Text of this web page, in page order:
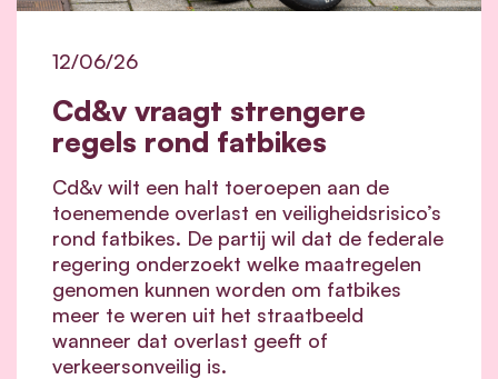
Cd&v vraagt strengere
regels rond fatbikes
12/06/26
Cd&v wilt een halt toeroepen aan de
toenemende overlast en veiligheidsrisico’s
rond fatbikes. De partij wil dat de federale
regering onderzoekt welke maatregelen
genomen kunnen worden om fatbikes
meer te weren uit het straatbeeld
wanneer dat overlast geeft of
verkeersonveilig is.